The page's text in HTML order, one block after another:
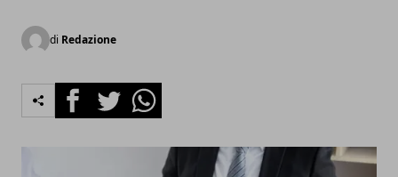
di Redazione
FacebookTwitterWhatsapp